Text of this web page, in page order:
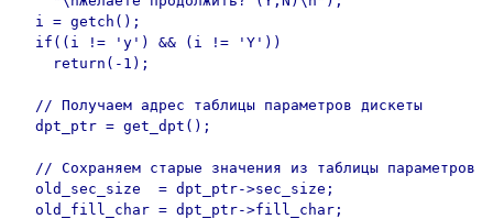
  i = getch();
  if((i != 'y') && (i != 'Y'))
    return(-1);
  // Получаем адрес таблицы параметров дискеты
  dpt_ptr = get_dpt();
  // Сохраняем старые значения из таблицы параметров
  old_sec_size  = dpt_ptr->sec_size;
  old_fill_char = dpt_ptr->fill_char;